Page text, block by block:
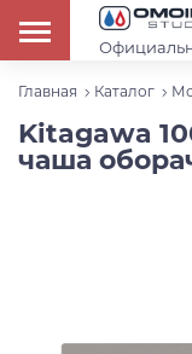
Главная Каталог
Kitagawa
чаша